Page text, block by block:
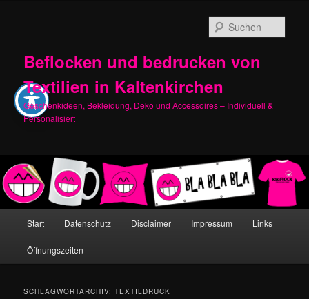
Beflocken und bedrucken von
Textilien in Kaltenkirchen
Geschenkideen, Bekleidung, Deko und Accessoires – Individuell &
Personalisiert
Start Datenschutz Disclaimer Impressum Links
Öffnungszeiten
SCHLAGWORTARCHIV:TEXTILDRUCK